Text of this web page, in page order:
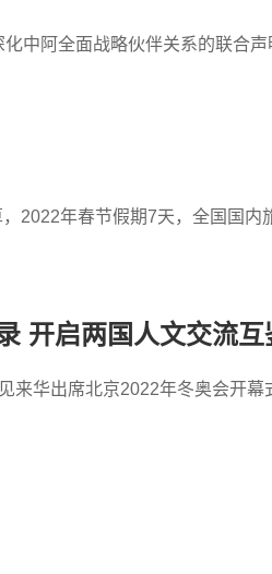
中阿全面战略伙伴关系的联合
2022年春节假期7天，全国国内
开启两国人文交流互
来华出席北京2022年冬奥会开幕